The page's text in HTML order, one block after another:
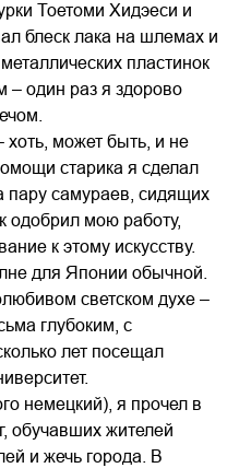
Тоетоми Хидэеси и
блеск лака на шлемах и
пластинок
один раз я здорово
хоть, может быть, и не
старика я сделал
пару самураев, сидящих
одобрил мою работу,
к этому искусству.
для Японии обычной.
светском духе –
глубоким, с
лет посещал
немецкий), я прочел в
обучавших жителей
и жечь города. В